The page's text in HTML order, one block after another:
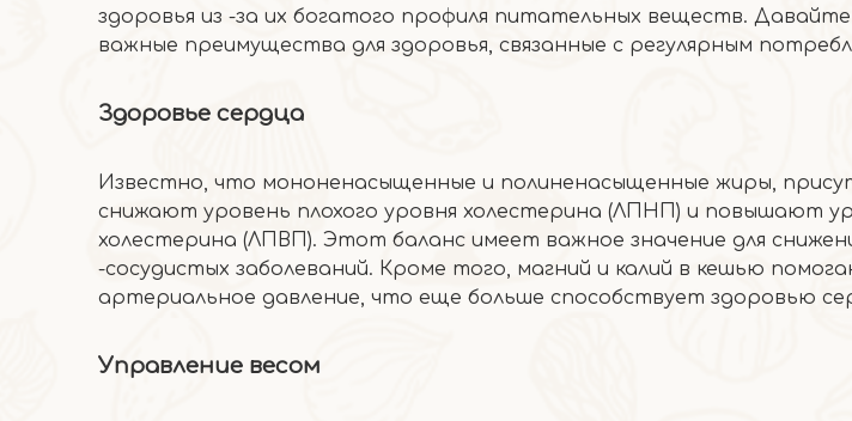
здоровья из -за их богатого профиля питательных веществ.
важные преимущества для здоровья, связанные с регулярным
Здоровье сердца
Известно, что мононенасыщенные и полиненасыщенные жиры,
снижают уровень плохого уровня холестерина (ЛПНП) и повышают
холестерина (ЛПВП). Этот баланс имеет важное значение для
-сосудистых заболеваний. Кроме того, магний и калий в кешью
артериальное давление, что еще больше способствует здоровью
Управление весом